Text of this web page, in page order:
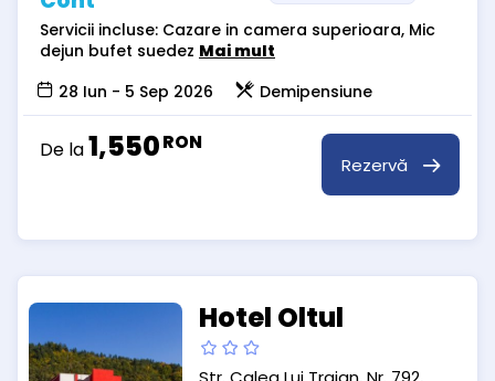
Servicii incluse: Cazare in camera superioara, Mic
dejun bufet suedez Mai mult
28 Iun - 5 Sep 2026
Demipensiune
De la1,550RON
Rezervă
Hotel Oltul